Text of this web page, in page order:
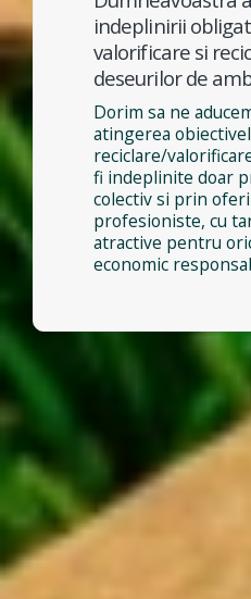
indeplinirii
valorificare si
deseurilor de
Dorim sa ne
atingerea
reciclare/
fi indeplinite doar
colectiv si prin
profesioniste, cu
atractive pentru
economic